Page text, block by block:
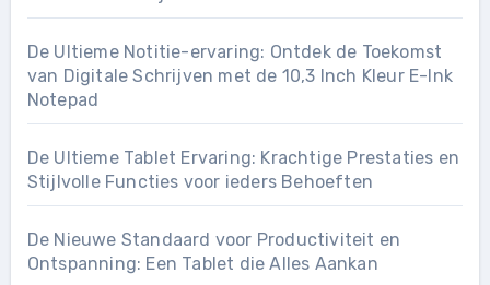
De Ultieme Notitie-ervaring: Ontdek de Toekomst
van Digitale Schrijven met de 10,3 Inch Kleur E-Ink
Notepad
De Ultieme Tablet Ervaring: Krachtige Prestaties en
Stijlvolle Functies voor ieders Behoeften
De Nieuwe Standaard voor Productiviteit en
Ontspanning: Een Tablet die Alles Aankan